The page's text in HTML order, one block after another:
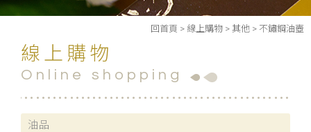
回首頁 > 線上購物 > 其他 > 不鏽鋼油壺
線上購物
Online shopping
油品